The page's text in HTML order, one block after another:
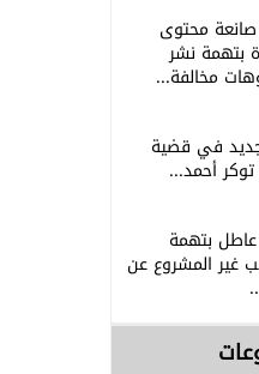
محتوى
بتهمة نشر
مخالفة...
في قضية
توكر أحمد...
بتهمة
غير المشروع عن